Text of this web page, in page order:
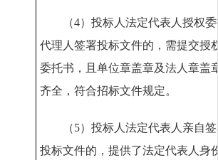
（4）投标人法定代表人授权
代理人签署投标文件的，需提交授
委托书，且单位章盖章及法人章盖
齐全，符合招标文件规定。
（5）投标人法定代表人亲自
投标文件的，提供了法定代表人身